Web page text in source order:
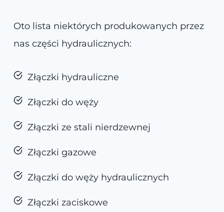
Oto lista niektórych produkowanych przez
nas części hydraulicznych:
Złączki hydrauliczne
Złączki do węży
Złączki ze stali nierdzewnej
Złączki gazowe
Złączki do węży hydraulicznych
Złączki zaciskowe